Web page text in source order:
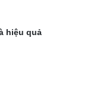
hiệu quả